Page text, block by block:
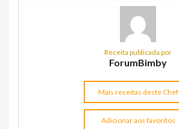
Receita publicada por
ForumBimby
Mais receitas deste Chef
Adicionar aos favoritos